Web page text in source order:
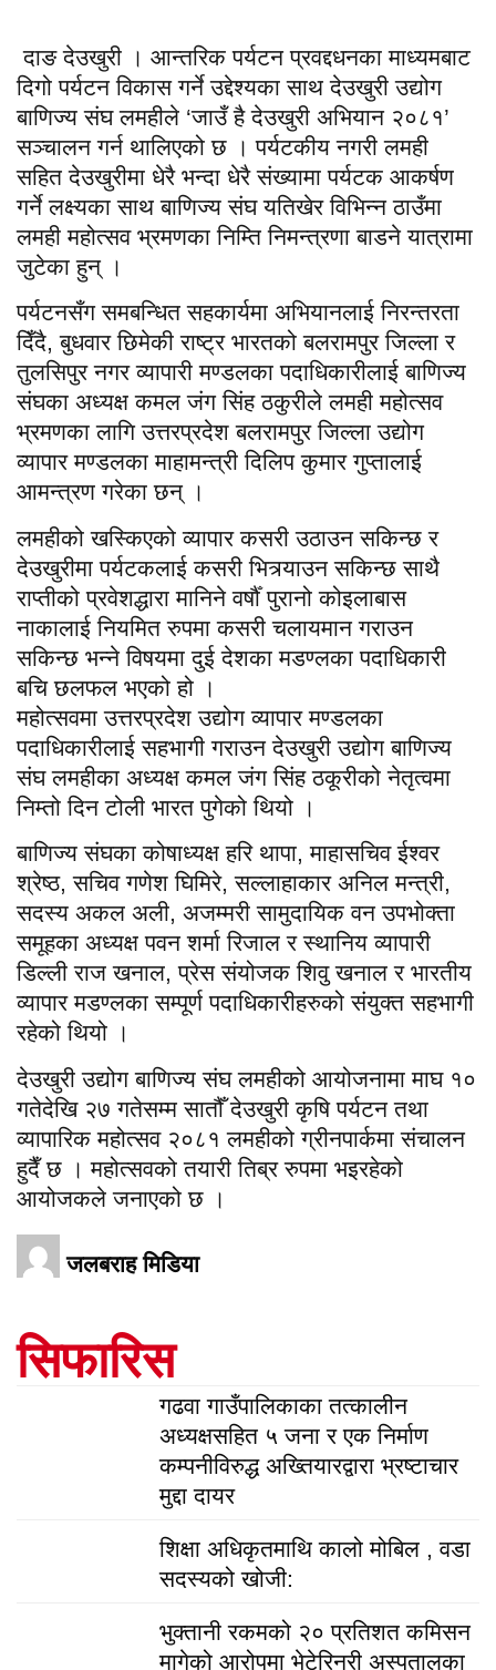
दाङ देउखुरी । आन्तरिक पर्यटन प्रवद्दधनका माध्यमबाट
दिगो पर्यटन विकास गर्ने उद्देश्यका साथ देउखुरी उद्योग
बाणिज्य संघ लमहीले ‘जाउँ है देउखुरी अभियान २०८१’
सञ्चालन गर्न थालिएको छ । पर्यटकीय नगरी लमही
सहित देउखुरीमा धेरै भन्दा धेरै संख्यामा पर्यटक आकर्षण
गर्ने लक्ष्यका साथ बाणिज्य संघ यतिखेर विभिन्न ठाउँमा
लमही महोत्सव भ्रमणका निम्ति निमन्त्रणा बाडने यात्रामा
जुटेका हुन् ।
पर्यटनसँग समबन्धित सहकार्यमा अभियानलाई निरन्तरता
दिँदै, बुधवार छिमेकी राष्ट्र भारतको बलरामपुर जिल्ला र
तुलसिपुर नगर व्यापारी मण्डलका पदाधिकारीलाई बाणिज्य
संघका अध्यक्ष कमल जंग सिंह ठकुरीले लमही महोत्सव
भ्रमणका लागि उत्तरप्रदेश बलरामपुर जिल्ला उद्योग
व्यापार मण्डलका माहामन्त्री दिलिप कुमार गुप्तालाई
आमन्त्रण गरेका छन् ।
लमहीको खस्किएको व्यापार कसरी उठाउन सकिन्छ र
देउखुरीमा पर्यटकलाई कसरी भित्र्याउन सकिन्छ साथै
राप्तीको प्रवेशद्धारा मानिने वर्षौँ पुरानो कोइलाबास
नाकालाई नियमित रुपमा कसरी चलायमान गराउन
सकिन्छ भन्ने विषयमा दुई देशका मडण्लका पदाधिकारी
बचि छलफल भएको हो ।
महोत्सवमा उत्तरप्रदेश उद्योग व्यापार मण्डलका
पदाधिकारीलाई सहभागी गराउन देउखुरी उद्योग बाणिज्य
संघ लमहीका अध्यक्ष कमल जंग सिंह ठकूरीको नेतृत्वमा
निम्तो दिन टोली भारत पुगेको थियो ।
बाणिज्य संघका कोषाध्यक्ष हरि थापा, माहासचिव ईश्वर
श्रेष्ठ, सचिव गणेश घिमिरे, सल्लाहाकार अनिल मन्त्री,
सदस्य अकल अली, अजम्मरी सामुदायिक वन उपभोक्ता
समूहका अध्यक्ष पवन शर्मा रिजाल र स्थानिय व्यापारी
डिल्ली राज खनाल, प्रेस संयोजक शिवु खनाल र भारतीय
व्यापार मडण्लका सम्पूर्ण पदाधिकारीहरुको संयुक्त सहभागी
रहेको थियो ।
देउखुरी उद्योग बाणिज्य संघ लमहीको आयोजनामा माघ १०
गतेदेखि २७ गतेसम्म सातौँ देउखुरी कृषि पर्यटन तथा
व्यापारिक महोत्सव २०८१ लमहीको ग्रीनपार्कमा संचालन
हुदैँ छ । महोत्सवको तयारी तिब्र रुपमा भइरहेको
आयोजकले जनाएको छ ।
जलबराह मिडिया
सिफारिस
गढवा गाउँपालिकाका तत्कालीन
अध्यक्षसहित ५ जना र एक निर्माण
कम्पनीविरुद्ध अख्तियारद्वारा भ्रष्टाचार
मुद्दा दायर
शिक्षा अधिकृतमाथि कालो मोबिल , वडा
सदस्यको खोजी:
भुक्तानी रकमको २० प्रतिशत कमिसन
मागेको आरोपमा भेटेरिनरी अस्पतालका